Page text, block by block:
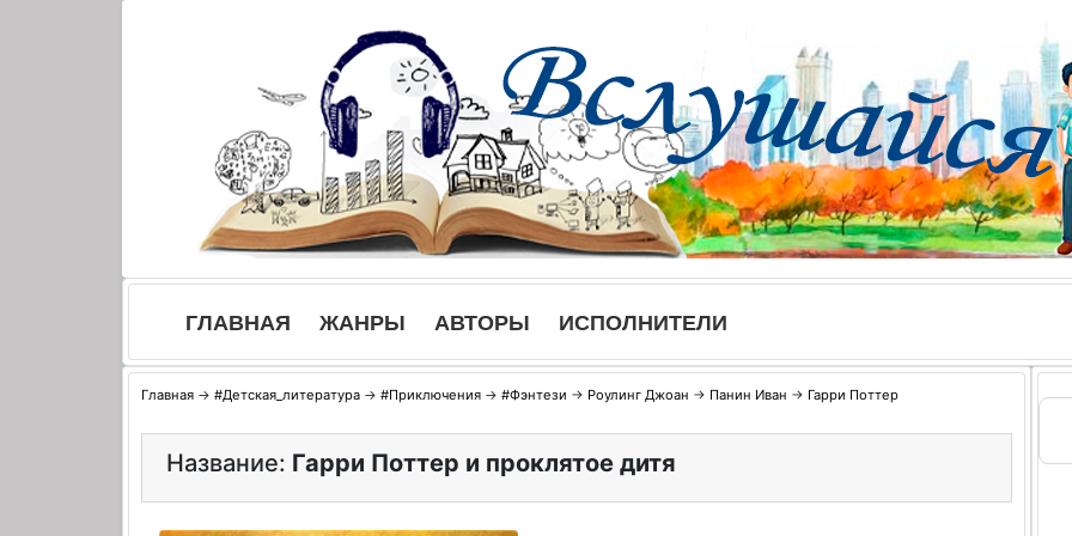
ГЛАВНАЯ ЖАНРЫ АВТОРЫ ИСПОЛНИТЕЛИ
Главная → #Детская_литература → #Приключения → #Фэнтези → Роулинг Джоан → Панин Иван → Гарри Поттер
Название: Гарри Поттер и проклятое дитя